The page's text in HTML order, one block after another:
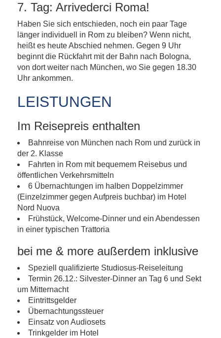
7. Tag: Arrivederci Roma!
Haben Sie sich entschieden, noch ein paar Tage
länger individuell in Rom zu bleiben? Wenn nicht,
heißt es heute Abschied nehmen. Gegen 9 Uhr
beginnt die Rückfahrt mit der Bahn nach Bologna,
von dort weiter nach München, wo Sie gegen 18.30
Uhr ankommen.
LEISTUNGEN
Im Reisepreis enthalten
Bahnreise von München nach Rom und zurück in
der 2. Klasse
Fahrten in Rom mit bequemem Reisebus und
öffentlichen Verkehrsmitteln
6 Übernachtungen im halben Doppelzimmer
(Einzelzimmer gegen Aufpreis buchbar) im Hotel
Nord Nuova
Frühstück, Welcome-Dinner und ein Abendessen
in einer typischen Trattoria
bei me & more außerdem inklusive
Speziell qualifizierte Studiosus-Reiseleitung
Termin 26.12.: Silvester-Dinner an Tag 6 und Sekt
um Mitternacht
Eintrittsgelder
Übernachtungssteuer
Einsatz von Audiosets
Trinkgelder im Hotel